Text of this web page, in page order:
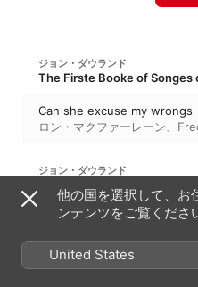
ジョン・ダウランド
Can she excuse my wrongs
ロン・マクファーレーン、
ジョン・ダウランド
Weep you no more, sad
他の国を選択して、お
ンテンツをご覧くださ
United States